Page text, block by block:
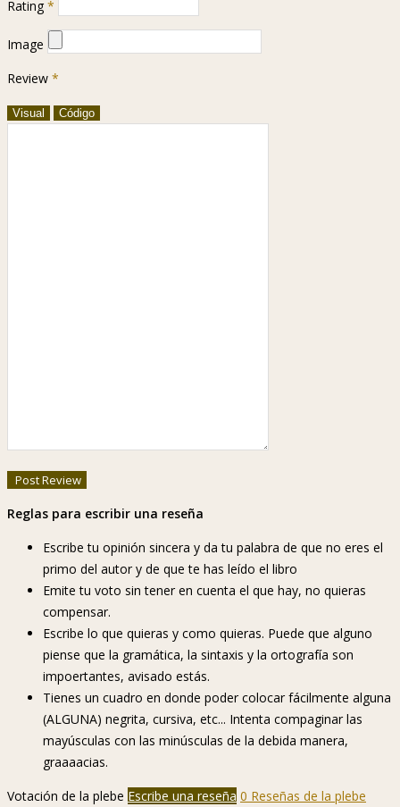
Rating *
Image
Review *
Visual Código
Reglas para escribir una reseña
Escribe tu opinión sincera y da tu palabra de que no eres el
primo del autor y de que te has leído el libro
Emite tu voto sin tener en cuenta el que hay, no quieras
compensar.
Escribe lo que quieras y como quieras. Puede que alguno
piense que la gramática, la sintaxis y la ortografía son
impoertantes, avisado estás.
Tienes un cuadro en donde poder colocar fácilmente alguna
(ALGUNA) negrita, cursiva, etc... Intenta compaginar las
mayúsculas con las minúsculas de la debida manera,
graaaacias.
Votación de la plebe Escribe una reseña 0 Reseñas de la plebe